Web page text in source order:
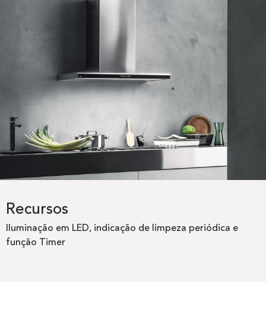
Recursos
Iluminação em LED, indicação de limpeza periódica e
função Timer